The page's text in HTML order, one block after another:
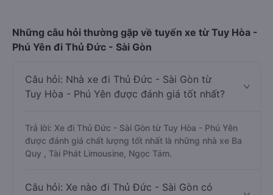
Những câu hỏi thường gặp về tuyến xe từ Tuy Hòa -
Phú Yên đi Thủ Đức - Sài Gòn
Câu hỏi: Nhà xe đi Thủ Đức - Sài Gòn từ
Tuy Hòa - Phú Yên được đánh giá tốt nhất?
Trả lời: Xe đi Thủ Đức - Sài Gòn từ Tuy Hòa - Phú Yên
được đánh giá chất lượng tốt nhất là những nhà xe Ba
Quy , Tài Phát Limousine, Ngọc Tám.
Câu hỏi: Xe nào đi Thủ Đức - Sài Gòn có